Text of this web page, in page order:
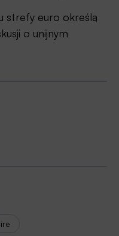
strefy euro określą
o unijnym